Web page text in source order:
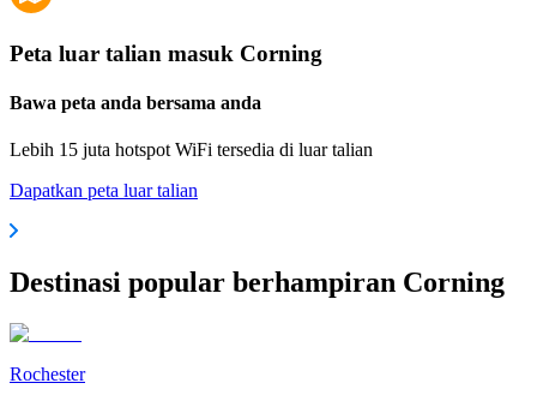
Peta luar talian masuk Corning
Bawa peta anda bersama anda
Lebih 15 juta hotspot WiFi tersedia di luar talian
Dapatkan peta luar talian
Destinasi popular berhampiran Corning
Rochester